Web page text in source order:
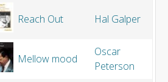
Reach Out Hal Galper
Mellow mood
Oscar
Peterson